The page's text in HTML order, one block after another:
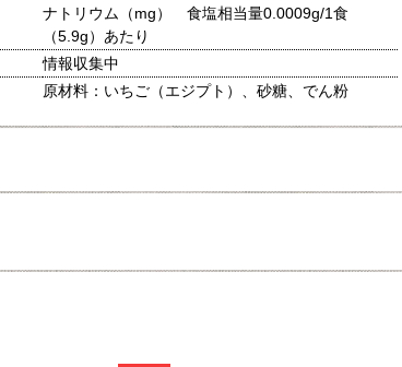
ナトリウム（mg） 食塩相当量0.0009g/1食
（5.9g）あたり
情報収集中
原材料：いちご（エジプト）、砂糖、でん粉